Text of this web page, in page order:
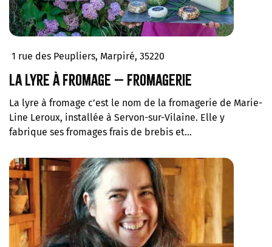
1 rue des Peupliers, Marpiré, 35220
La Lyre à Fromage – Fromagerie
La lyre à fromage c’est le nom de la fromagerie de Marie-
Line Leroux, installée à Servon-sur-Vilaine. Elle y
fabrique ses fromages frais de brebis et…